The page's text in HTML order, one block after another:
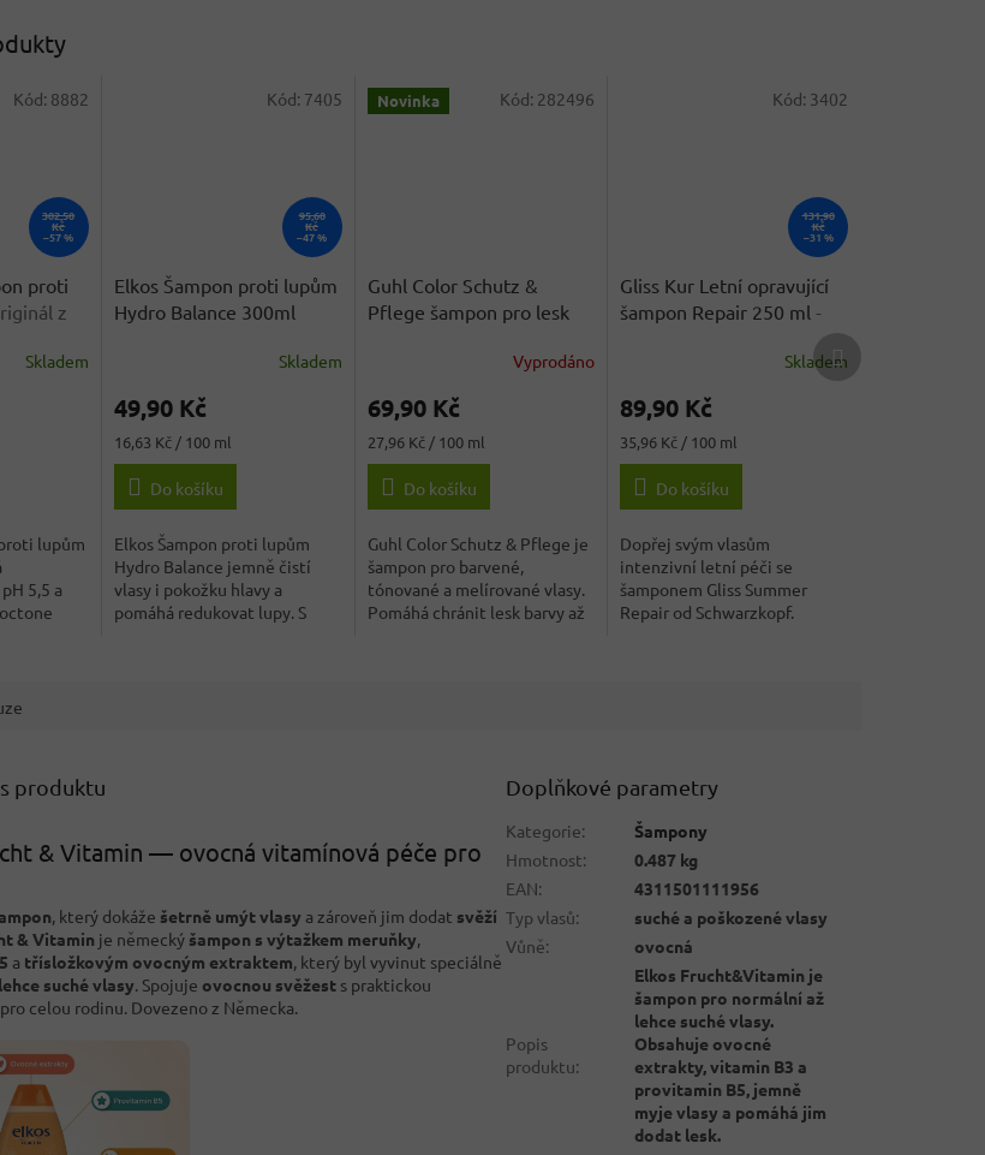
302,50
Kč
–57 %
proti
z
Skladem
lupům
5,5 a
Kód: 8882
95,60
Kč
–47 %
Elkos Šampon proti lupům
Hydro Balance 300ml
produktu
4,3
Skladem
49,90 Kč
Měrná
cena:
16,63 Kč / 100 ml
Do košíku
Elkos Šampon proti lupům
Hydro Balance jemně čistí
vlasy i pokožku hlavy a
pomáhá redukovat lupy. S
Kód: 7405 Novinka
Guhl Color Schutz &
Pflege šampon pro lesk
Vyprodáno
69,90 Kč
Měrná
cena:
27,96 Kč / 100 ml
Do košíku
Guhl Color Schutz & Pflege je
šampon pro barvené,
tónované a melírované vlasy.
Pomáhá chránit lesk barvy až
Kód: 282496
131,90
Kč
–31 %
Gliss Kur Letní opravující
šampon Repair 250 ml-
Skladem
89,90 Kč
Měrná
cena:
35,96 Kč / 100 ml
Do košíku
Dopřej svým vlasům
intenzivní letní péči se
šamponem Gliss Summer
Repair od Schwarzkopf.
Kód: 3402
produkt
produktu
& Vitamin — ovocná vitamínová péče pro
, který dokáže šetrně umýt vlasy a zároveň jim dodat svěží
& Vitamin je německý šampon s výtažkem meruňky,
a třísložkovým ovocným extraktem, který byl vyvinut speciálně
suché vlasy. Spojuje ovocnou svěžest s praktickou
celou rodinu. Dovezeno z Německa.
Doplňkové parametry
Kategorie:
Šampony
Hmotnost:
0.487 kg
EAN:
4311501111956
Typ vlasů:
suché a poškozené vlasy
Vůně: ovocná
Popis
produktu:
Elkos Frucht&Vitamin je
šampon pro normální až
lehce suché vlasy.
Obsahuje ovocné
extrakty, vitamin B3 a
provitamin B5, jemně
myje vlasy a pomáhá jim
dodat lesk.